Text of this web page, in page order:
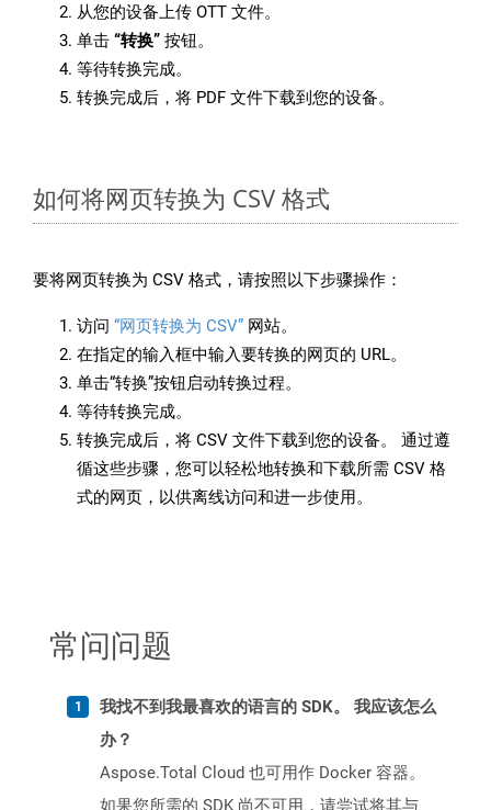
从您的设备上传 OTT 文件。
单击 “转换” 按钮。
等待转换完成。
转换完成后，将 PDF 文件下载到您的设备。
如何将网页转换为 CSV 格式
要将网页转换为 CSV 格式，请按照以下步骤操作：
访问 “网页转换为 CSV” 网站。
在指定的输入框中输入要转换的网页的 URL。
单击“转换”按钮启动转换过程。
等待转换完成。
转换完成后，将 CSV 文件下载到您的设备。 通过遵
循这些步骤，您可以轻松地转换和下载所需 CSV 格
式的网页，以供离线访问和进一步使用。
常问问题
我找不到我最喜欢的语言的 SDK。 我应该怎么
办？
Aspose.Total Cloud 也可用作 Docker 容器。
如果您所需的 SDK 尚不可用，请尝试将其与